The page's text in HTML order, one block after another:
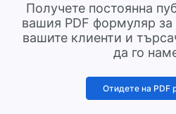
Получете постоянна
вашия PDF формуляр за
вашите клиенти и
да го
Отидете на PDF